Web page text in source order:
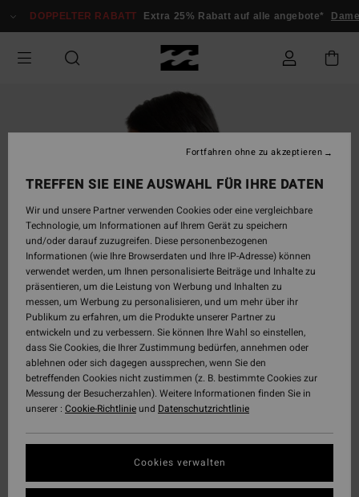
zur
springen
DOPPELTER RABATT Extra 25% Rabatt auf alle angebote* Damen
TREFFEN SIE EINE AUSWAHL FÜR IHRE DATEN
Wir und unsere Partner verwenden Cookies oder eine vergleichbare
Technologie, um Informationen auf Ihrem Gerät zu speichern
und/oder darauf zuzugreifen. Diese personenbezogenen
Informationen (wie Ihre Browserdaten und Ihre IP-Adresse) können
verwendet werden, um Ihnen personalisierte Beiträge und Inhalte zu
präsentieren, um die Leistung von Werbung und Inhalten zu
messen, um Werbung zu personalisieren, und um mehr über ihr
Publikum zu erfahren, um die Produkte unserer Partner zu
entwickeln und zu verbessern. Sie können Ihre Wahl so einstellen,
dass Sie Cookies, die Ihrer Zustimmung bedürfen, annehmen oder
ablehnen oder sich dagegen aussprechen, wenn Sie den
betreffenden Cookies nicht zustimmen (z. B. bestimmte Cookies zur
Messung der Besucherzahlen). Weitere Informationen finden Sie in
unserer : Cookie-Richtlinieund Datenschutzrichtlinie
Cookies verwalten
Fortfahren ohne zu akzeptieren